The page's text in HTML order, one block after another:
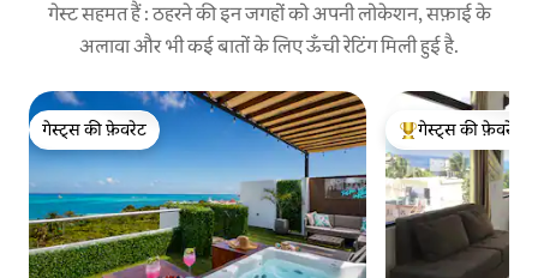
गेस्ट सहमत हैं : ठहरने की इन जगहों को अपनी लोकेशन, सफ़ाई के
अलावा और भी कई बातों के लिए ऊँची रेटिंग मिली हुई है.
गेस्ट्स की फ़ेवरेट
गेस्ट्स की फ़ेवरेट
गेस्ट्स का टॉप फ़ेवरेट
गेस्ट्स की फ़ेवरेट